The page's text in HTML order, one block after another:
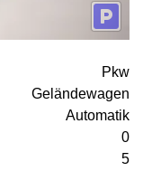
Pkw
Geländewagen
Automatik
0
5